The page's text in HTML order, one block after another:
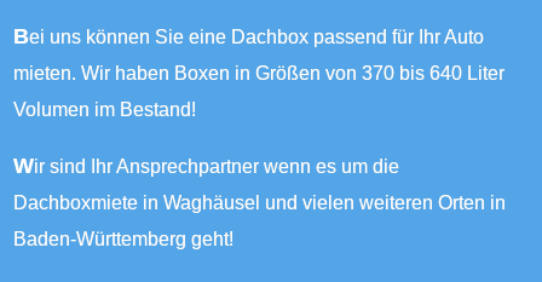
Bei uns können Sie eine Dachbox passend für Ihr Auto
mieten. Wir haben Boxen in Größen von 370 bis 640 Liter
Volumen im Bestand!
Wir sind Ihr Ansprechpartner wenn es um die
Dachboxmiete in Waghäusel und vielen weiteren Orten in
Baden-Württemberg geht!